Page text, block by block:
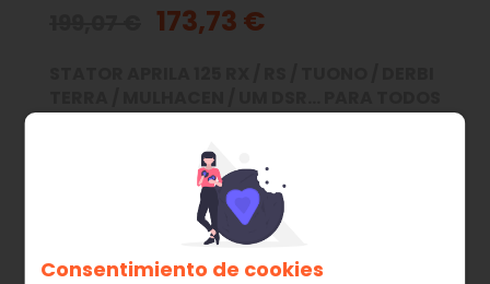
173,73 €
DERBI SENDA 125 R-SM
DERBI MULHACEN 125
Consentimiento de cookies